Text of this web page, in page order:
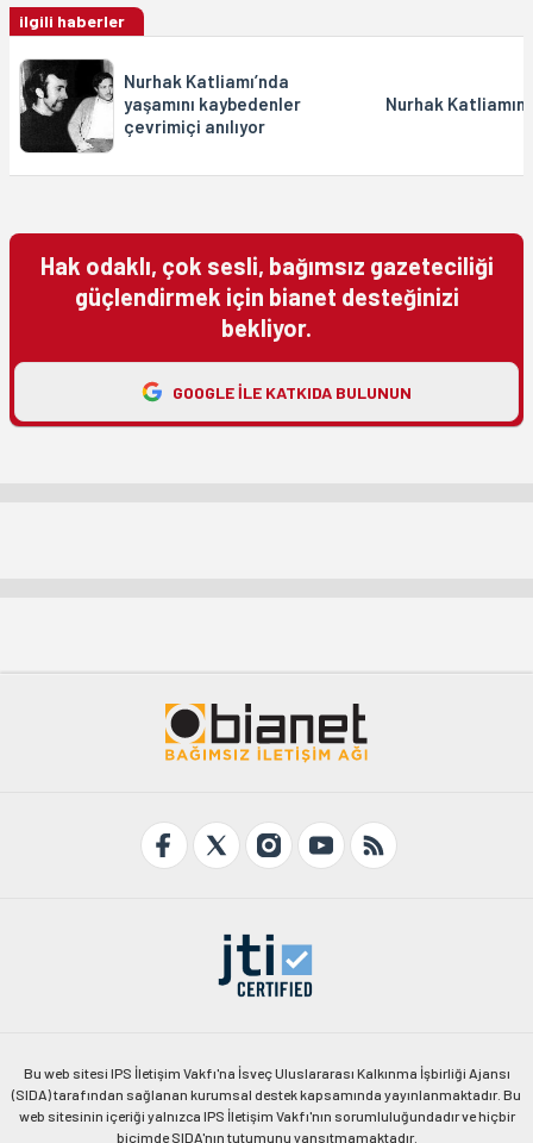
ilgili haberler
Nurhak Katliamı’nda
yaşamını kaybedenler
çevrimiçi anılıyor
Nurhak
Hak odaklı, çok sesli, bağımsız gazeteciliği
güçlendirmek için bianet desteğinizi
bekliyor.
GOOGLE ILE KATKIDA BULUNUN
Bu web sitesi IPS İletişim Vakfı'na İsveç Uluslararası Kalkınma İşbirliği Ajansı
(SIDA) tarafından sağlanan kurumsal destek kapsamında yayınlanmaktadır. Bu
web sitesinin içeriği yalnızca IPS İletişim Vakfı'nın sorumluluğundadır ve hiçbir
biçimde SIDA'nın tutumunu yansıtmamaktadır.